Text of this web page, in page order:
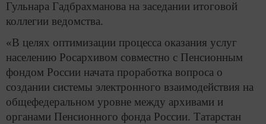
Гульнара Гадбрахманова на заседании итоговой
коллегии ведомства.
«В целях оптимизации процесса оказания услуг
населению Росархивом совместно с Пенсионным
фондом России начата проработка вопроса о
создании системы электронного взаимодействия на
общефедеральном уровне между архивами и
органами Пенсионного фонда России. Татарстан